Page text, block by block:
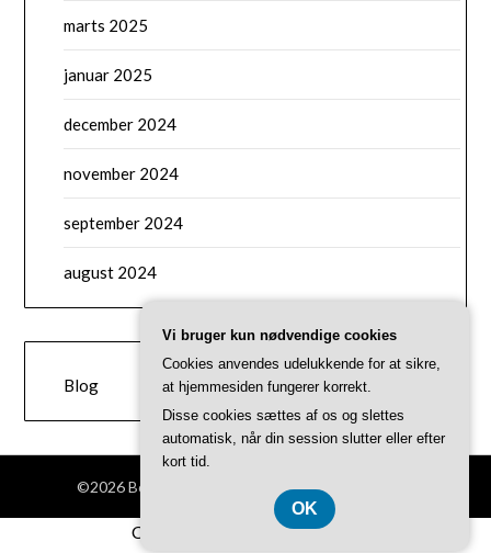
marts 2025
januar 2025
december 2024
november 2024
september 2024
august 2024
CATEGORIES
Blog
©2026 Bongobeat.dk | Theme bySuperbThemes
CVR-Nummer DK 37 40 77 39
Vi bruger kun nødvendige cookies
Cookies anvendes udelukkende for at sikre,
at hjemmesiden fungerer korrekt.
Disse cookies sættes af os og slettes
automatisk, når din session slutter eller efter
kort tid.
OK